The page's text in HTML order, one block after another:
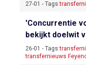
27-01 - Tags:
'Concurrentie
bekijkt doelwit
26-01 - Tags:
transfernieuws